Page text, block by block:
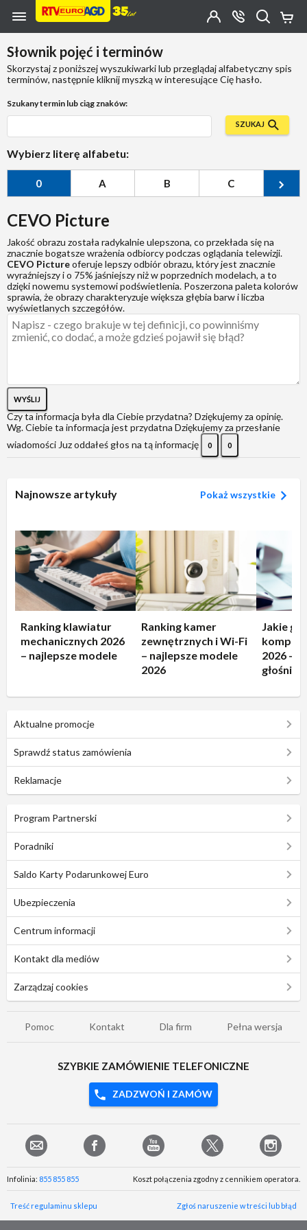
Przejdź do zawartości strony
Przejdź do wyszukiwarki
Przejdź do kategorii
Przejdź do stopki
OTWÓRZ
MENU
Moje
Konto
szukasz?
Słownik pojęć i terminów
Skorzystaj z poniższej wyszukiwarki lub przeglądaj alfabetyczny spis
terminów, następnie kliknij myszką w interesujące Cię hasło.
Szukany termin lub ciąg znaków:
SZUKAJ
Wybierz literę alfabetu:
0 A B C
CEVO Picture
Jakość obrazu została radykalnie ulepszona, co przekłada się na
znacznie bogatsze wrażenia odbiorcy podczas oglądania telewizji.
CEVO Pictureoferuje lepszy odbiór obrazu, który jest znacznie
wyraźniejszy i o 75% jaśniejszy niż w poprzednich modelach, a to
dzięki nowemu systemowi podświetlenia. Poszerzona paleta kolorów
sprawia, że obrazy charakteryzuje większa głębia barw i liczba
wyświetlanych szczegółów.
WYŚLIJ
Czy ta informacja była dla Ciebie przydatna? Dziękujemy za opinię.
Wg. Ciebie ta informacja jest przydatna Dziękujemy za przesłanie
wiadomości Juz oddałeś głos na tą informację 0 0
Najnowsze artykuły Pokaż wszystkie
Ranking klawiatur
mechanicznych 2026
– najlepsze modele
Ranking kamer
zewnętrznych i Wi-Fi
– najlepsze modele
2026
Jakie
2026 –
głośniki!
Aktualne promocje
Sprawdź status zamówienia
Reklamacje
Program Partnerski
Poradniki
Saldo Karty Podarunkowej Euro
Ubezpieczenia
Centrum informacji
Kontakt dla mediów
Zarządzaj cookies
Pomoc Kontakt Dla firm Pełna wersja
SZYBKIE ZAMÓWIENIE TELEFONICZNE
ZADZWOŃ I ZAMÓW
Infolinia: 855 855 855 Koszt połączenia zgodny z cennikiem operatora.
Treść regulaminu sklepu Zgłoś naruszenie w treści lub błąd